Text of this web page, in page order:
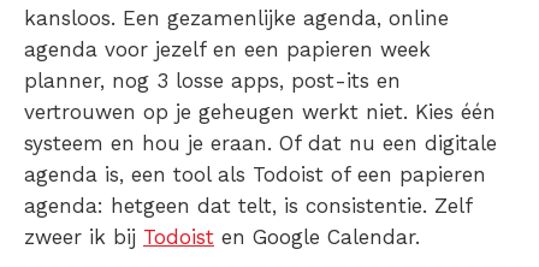
kansloos. Een gezamenlijke agenda, online
agenda voor jezelf en een papieren week
planner, nog 3 losse apps, post-its en
vertrouwen op je geheugen werkt niet. Kies één
systeem en hou je eraan. Of dat nu een digitale
agenda is, een tool als Todoist of een papieren
agenda: hetgeen dat telt, is consistentie. Zelf
zweer ik bij Todoist en Google Calendar.